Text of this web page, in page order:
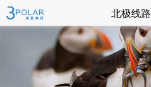
北极线路
联系我们